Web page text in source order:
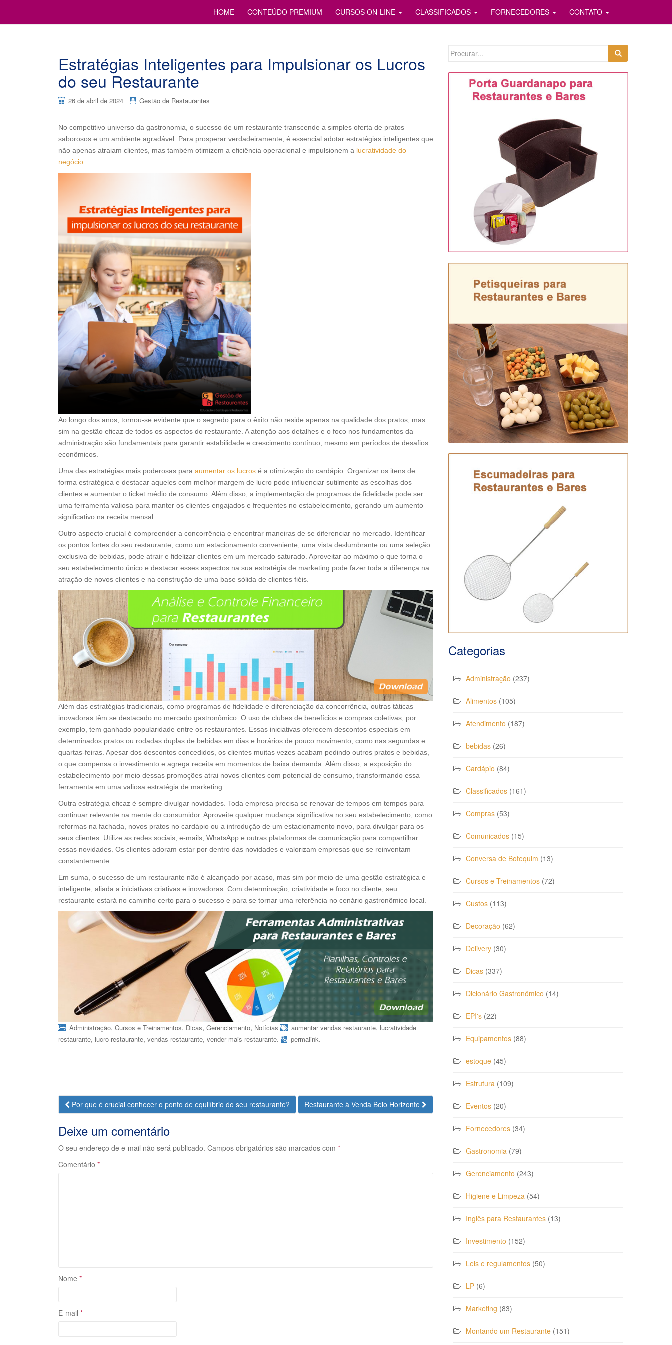
GESTÃO DE RESTAURANTES
HOME CONTEÚDO PREMIUM CURSOS ON-LINE CLASSIFICADOS FORNECEDORES CONTATO
Estratégias Inteligentes para Impulsionar os Lucros
do seu Restaurante
26 de abril de 2024 Gestão de Restaurantes
No competitivo universo da gastronomia, o sucesso de um restaurante transcende a simples oferta de pratos
saborosos e um ambiente agradável. Para prosperar verdadeiramente, é essencial adotar estratégias inteligentes que
não apenas atraiam clientes, mas também otimizem a eficiência operacional e impulsionem a lucratividade do
negócio
Ao longo dos anos, tornou-se evidente que o segredo para o êxito não reside apenas na qualidade dos pratos, mas
sim na gestão eficaz de todos os aspectos do restaurante. A atenção aos detalhes e o foco nos fundamentos da
administração são fundamentais para garantir estabilidade e crescimento contínuo, mesmo em períodos de desafios
econômicos.
Uma das estratégias mais poderosas para aumentar os lucros é a otimização do cardápio. Organizar os itens de
forma estratégica e destacar aqueles com melhor margem de lucro pode influenciar sutilmente as escolhas dos
clientes e aumentar o ticket médio de consumo. Além disso, a implementação de programas de fidelidade pode ser
uma ferramenta valiosa para manter os clientes engajados e frequentes no estabelecimento, gerando um aumento
significativo na receita mensal.
Outro aspecto crucial é compreender a concorrência e encontrar maneiras de se diferenciar no mercado. Identificar
os pontos fortes do seu restaurante, como um estacionamento conveniente, uma vista deslumbrante ou uma seleção
exclusiva de bebidas, pode atrair e fidelizar clientes em um mercado saturado. Aproveitar ao máximo o que torna o
seu estabelecimento único e destacar esses aspectos na sua estratégia de marketing pode fazer toda a diferença na
atração de novos clientes e na construção de uma base sólida de clientes fiéis.
Além das estratégias tradicionais, como programas de fidelidade e diferenciação da concorrência, outras táticas
inovadoras têm se destacado no mercado gastronômico. O uso de clubes de benefícios e compras coletivas, por
exemplo, tem ganhado popularidade entre os restaurantes. Essas iniciativas oferecem descontos especiais em
determinados pratos ou rodadas duplas de bebidas em dias e horários de pouco movimento, como nas segundas e
quartas-feiras. Apesar dos descontos concedidos, os clientes muitas vezes acabam pedindo outros pratos e bebidas,
o que compensa o investimento e agrega receita em momentos de baixa demanda. Além disso, a exposição do
estabelecimento por meio dessas promoções atrai novos clientes com potencial de consumo, transformando essa
ferramenta em uma valiosa estratégia de marketing.
Outra estratégia eficaz é sempre divulgar novidades. Toda empresa precisa se renovar de tempos em tempos para
continuar relevante na mente do consumidor. Aproveite qualquer mudança significativa no seu estabelecimento, como
reformas na fachada, novos pratos no cardápio ou a introdução de um estacionamento novo, para divulgar para os
seus clientes. Utilize as redes sociais, e-mails, WhatsApp e outras plataformas de comunicação para compartilhar
essas novidades. Os clientes adoram estar por dentro das novidades e valorizam empresas que se reinventam
constantemente.
Em suma, o sucesso de um restaurante não é alcançado por acaso, mas sim por meio de uma gestão estratégica e
inteligente, aliada a iniciativas criativas e inovadoras. Com determinação, criatividade e foco no cliente, seu
restaurante estará no caminho certo para o sucesso e para se tornar uma referência no cenário gastronômico local.
Administração, Cursos e Treinamentos, Dicas, Gerenciamento, Notícias aumentar vendas restaurante, lucratividade
restaurante, lucro restaurante, vendas restaurante, vender mais restaurante. permalink.
Navegação
da
Postagem
Por que é crucial conhecer o ponto de equilíbrio do seu restaurante? Restaurante à Venda Belo Horizonte
Deixe um comentário
O seu endereço de e-mail não será publicado. Campos obrigatórios são marcados com *
Comentário *
Nome *
E-mail *
Search
Categorias
Administração (237)
Alimentos (105)
Atendimento (187)
bebidas (26)
Cardápio (84)
Classificados (161)
Compras (53)
Comunicados (15)
Conversa de Botequim (13)
Cursos e Treinamentos (72)
Custos (113)
Decoração (62)
Delivery (30)
Dicas (337)
Dicionário Gastronômico (14)
EPI's (22)
Equipamentos (88)
estoque (45)
Estrutura (109)
Eventos (20)
Fornecedores (34)
Gastronomia (79)
Gerenciamento (243)
Higiene e Limpeza (54)
Inglês para Restaurantes (13)
Investimento (152)
Leis e regulamentos (50)
LP (6)
Marketing (83)
Montando um Restaurante (151)